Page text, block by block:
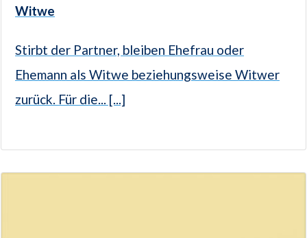
Witwe
Stirbt der Partner, bleiben Ehefrau oder
Ehemann als Witwe beziehungsweise Witwer
zurück. Für die... [...]